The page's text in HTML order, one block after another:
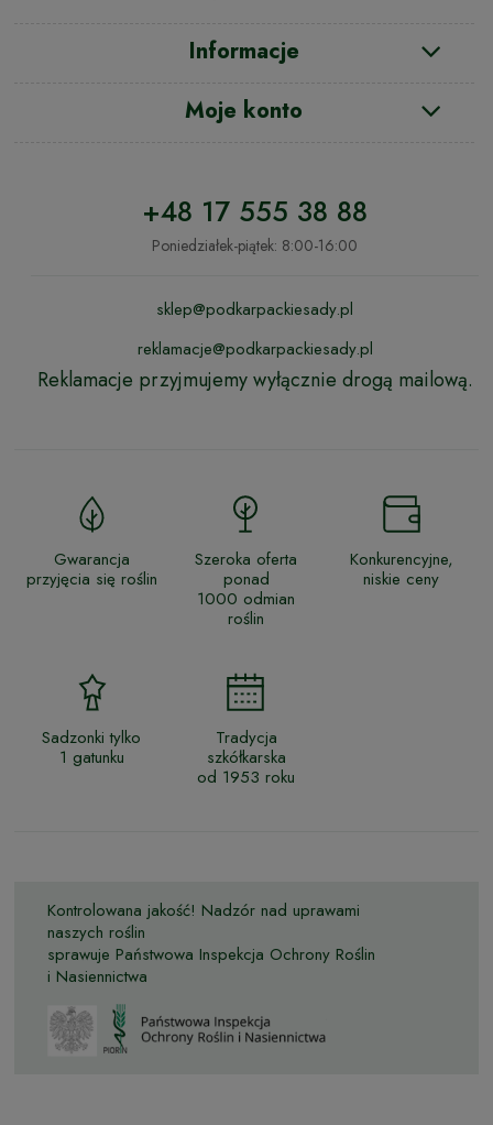
Informacje
Moje konto
+48 17 555 38 88
Poniedziałek-piątek: 8:00-16:00
sklep@podkarpackiesady.pl
reklamacje@podkarpackiesady.pl
Reklamacje przyjmujemy wyłącznie drogą mailową.
Gwarancja
przyjęcia się roślin
Szeroka oferta
ponad
1000 odmian
roślin
Konkurencyjne,
niskie ceny
Sadzonki tylko
1 gatunku
Tradycja
szkółkarska
od 1953 roku
Kontrolowana jakość! Nadzór nad uprawami
naszych roślin
sprawuje Państwowa Inspekcja Ochrony Roślin
i Nasiennictwa